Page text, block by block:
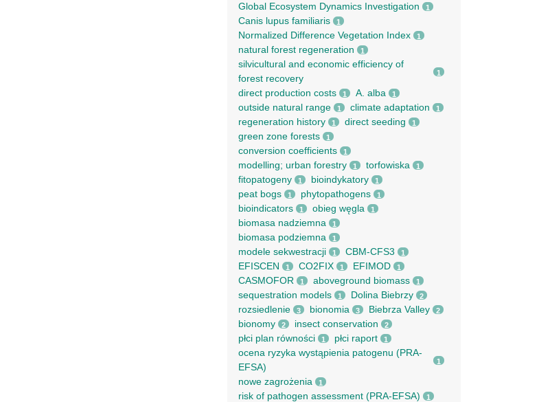
Global Ecosystem Dynamics Investigation 1
Canis lupus familiaris 1
Normalized Difference Vegetation Index 1
natural forest regeneration 1
silvicultural and economic efficiency of
forest recovery
1
direct production costs 1 A. alba 1
outside natural range 1 climate adaptation 1
regeneration history 1 direct seeding 1
green zone forests 1
conversion coefficients 1
modelling; urban forestry 1 torfowiska 1
fitopatogeny 1 bioindykatory 1
peat bogs 1 phytopathogens 1
bioindicators 1 obieg węgla 1
biomasa nadziemna 1
biomasa podziemna 1
modele sekwestracji 1 CBM-CFS3 1
EFISCEN 1 CO2FIX 1 EFIMOD 1
CASMOFOR 1 aboveground biomass 1
sequestration models 1 Dolina Biebrzy 2
rozsiedlenie 3 bionomia 3 Biebrza Valley 2
bionomy 2 insect conservation 2
płci plan równości 1 płci raport 1
ocena ryzyka wystąpienia patogenu (PRA-
EFSA)
1
nowe zagrożenia 1
risk of pathogen assessment (PRA-EFSA) 1